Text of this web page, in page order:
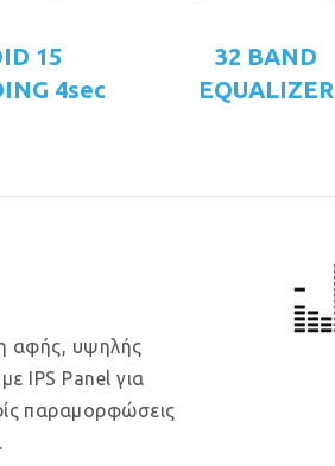
15
4sec
32 BAND
EQUALIZER
αφής, υψηλής
IPS Panel για
παραμορφώσεις